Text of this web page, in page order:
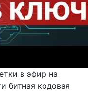
в эфир на
битная кодовая